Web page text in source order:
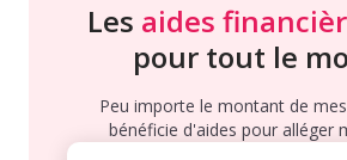
Les aides
pour tout le
Peu importe le montant de
bénéficie d'aides pour alléger